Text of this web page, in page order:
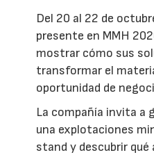
Del 20 al 22 de
presente en MMH
mostrar cómo sus
transformar el
oportunidad de
La compañía invita a
una explotaciones
stand y descubrir